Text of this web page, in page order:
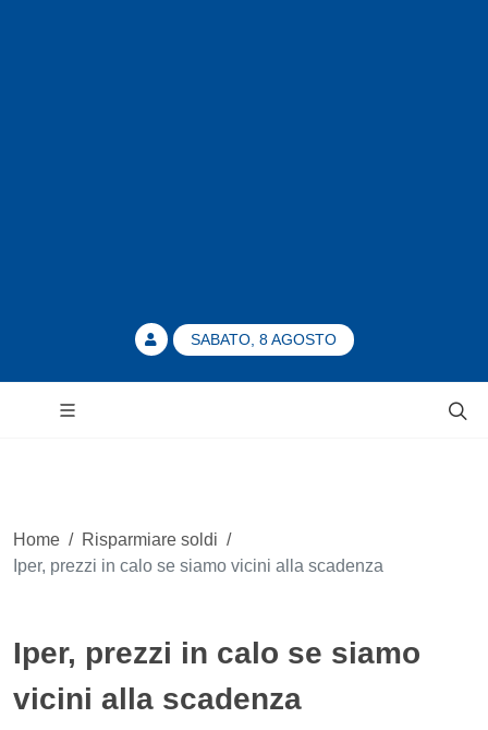
SABATO, 8 AGOSTO
Home / Risparmiare soldi /
Iper, prezzi in calo se siamo vicini alla scadenza
Iper, prezzi in calo se siamo
vicini alla scadenza